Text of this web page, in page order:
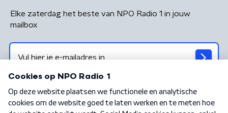
Elke zaterdag het beste van NPO Radio 1 in jouw
mailbox